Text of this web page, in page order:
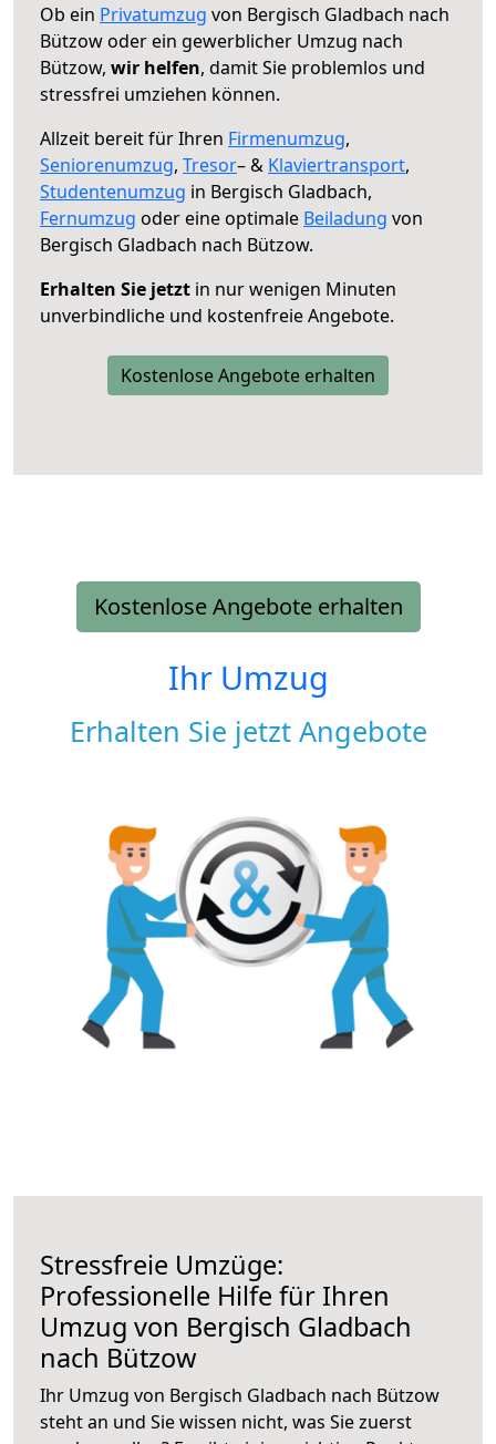
Ob ein Privatumzug von Bergisch Gladbach nach
Bützow oder ein gewerblicher Umzug nach
Bützow, wir helfen, damit Sie problemlos und
stressfrei umziehen können.
Allzeit bereit für Ihren Firmenumzug,
Seniorenumzug, Tresor– & Klaviertransport,
Studentenumzug in Bergisch Gladbach,
Fernumzug oder eine optimale Beiladung von
Bergisch Gladbach nach Bützow.
Erhalten Sie jetzt in nur wenigen Minuten
unverbindliche und kostenfreie Angebote.
Kostenlose Angebote erhalten
Kostenlose Angebote erhalten
Ihr Umzug
Erhalten Sie jetzt Angebote
Stressfreie Umzüge:
Professionelle Hilfe für Ihren
Umzug von Bergisch Gladbach
nach Bützow
Ihr Umzug von Bergisch Gladbach nach Bützow
steht an und Sie wissen nicht, was Sie zuerst